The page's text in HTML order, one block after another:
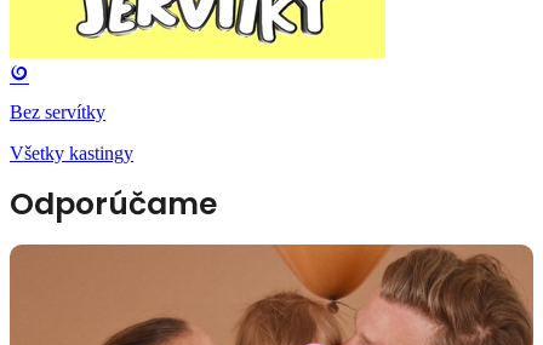
Bez servítky
Všetky kastingy
Odporúčame